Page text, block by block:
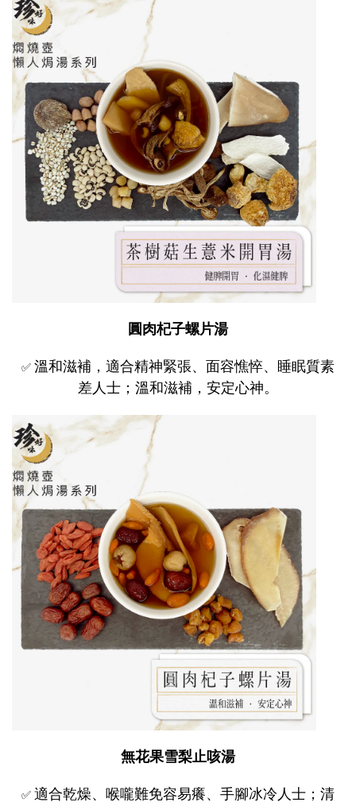
圓肉杞子螺片湯
✅ 溫和滋補，適合精神緊張、面容憔悴、睡眠質素
差人士；溫和滋補，安定心神。
無花果雪梨止咳湯
✅ 適合乾燥、喉嚨難免容易癢、手腳冰冷人士；清